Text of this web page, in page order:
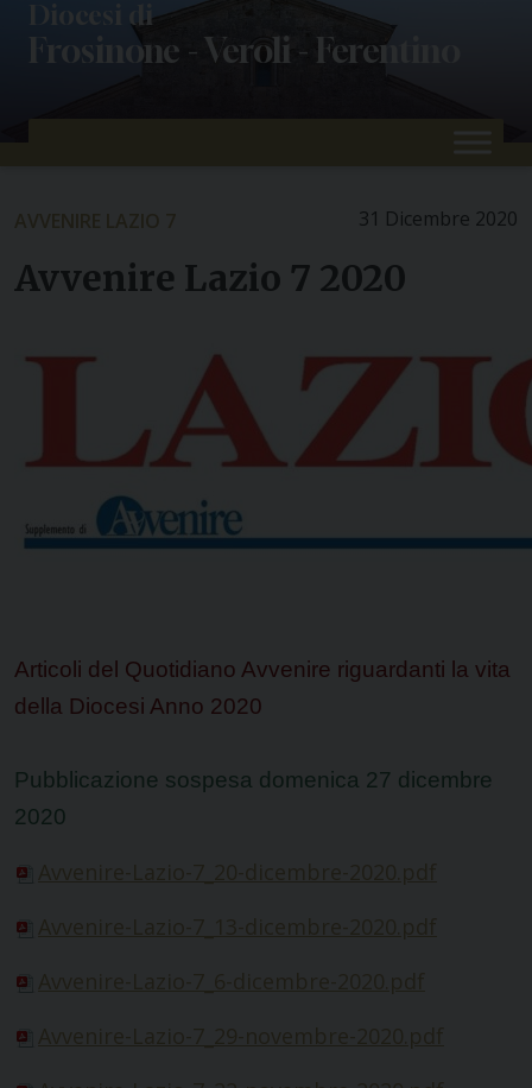
Diocesi di
Frosinone - Veroli - Ferentino
31 Dicembre 2020
AVVENIRE LAZIO 7
Avvenire Lazio 7 2020
Articoli del Quotidiano Avvenire riguardanti la vita
della Diocesi Anno 2020
Pubblicazione sospesa domenica 27 dicembre
2020
Avvenire-Lazio-7_20-dicembre-2020.pdf
Avvenire-Lazio-7_13-dicembre-2020.pdf
Avvenire-Lazio-7_6-dicembre-2020.pdf
Avvenire-Lazio-7_29-novembre-2020.pdf